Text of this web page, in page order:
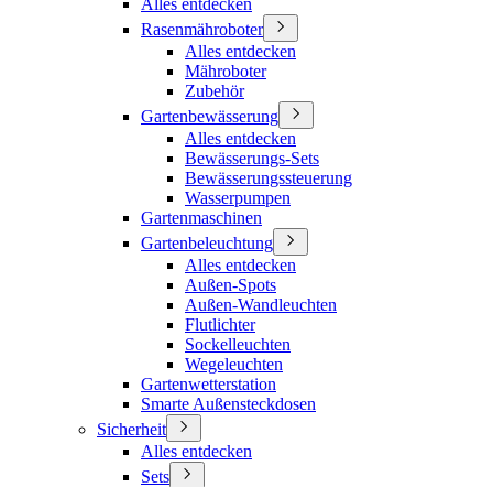
Alles entdecken
Rasenmähroboter
Alles entdecken
Mähroboter
Zubehör
Gartenbewässerung
Alles entdecken
Bewässerungs-Sets
Bewässerungssteuerung
Wasserpumpen
Gartenmaschinen
Gartenbeleuchtung
Alles entdecken
Außen-Spots
Außen-Wandleuchten
Flutlichter
Sockelleuchten
Wegeleuchten
Gartenwetterstation
Smarte Außensteckdosen
Sicherheit
Alles entdecken
Sets